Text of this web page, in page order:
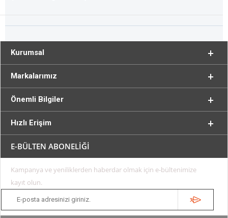
Kurumsal
Markalarımız
Önemli Bilgiler
Hızlı Erişim
E-BÜLTEN ABONELİĞİ
Kampanya ve yeniliklerden haberdar olmak için e-bültenimize
kayıt olun.